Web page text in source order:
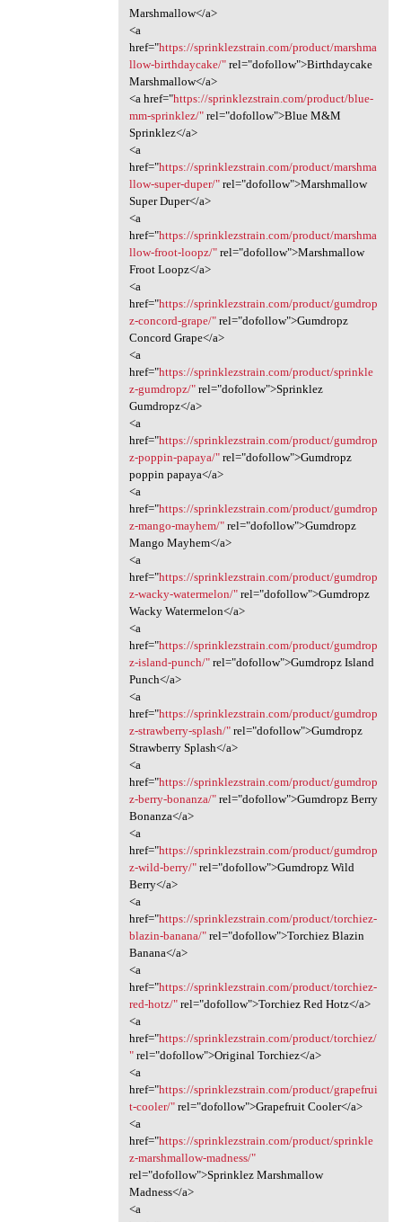
Marshmallow</a>
<a
href="https://sprinklezstrain.com/product/marshma
llow-birthdaycake/"rel="dofollow">Birthdaycake
Marshmallow</a>
<a href="https://sprinklezstrain.com/product/blue-
mm-sprinklez/"rel="dofollow">Blue M&M
Sprinklez</a>
<a
href="https://sprinklezstrain.com/product/marshma
llow-super-duper/"rel="dofollow">Marshmallow
Super Duper</a>
<a
href="https://sprinklezstrain.com/product/marshma
llow-froot-loopz/"rel="dofollow">Marshmallow
Froot Loopz</a>
<a
href="https://sprinklezstrain.com/product/gumdrop
z-concord-grape/"rel="dofollow">Gumdropz
Concord Grape</a>
<a
href="https://sprinklezstrain.com/product/sprinkle
z-gumdropz/"rel="dofollow">Sprinklez
Gumdropz</a>
<a
href="https://sprinklezstrain.com/product/gumdrop
z-poppin-papaya/"rel="dofollow">Gumdropz
poppin papaya</a>
<a
href="https://sprinklezstrain.com/product/gumdrop
z-mango-mayhem/"rel="dofollow">Gumdropz
Mango Mayhem</a>
<a
href="https://sprinklezstrain.com/product/gumdrop
z-wacky-watermelon/"rel="dofollow">Gumdropz
Wacky Watermelon</a>
<a
href="https://sprinklezstrain.com/product/gumdrop
z-island-punch/"rel="dofollow">Gumdropz Island
Punch</a>
<a
href="https://sprinklezstrain.com/product/gumdrop
z-strawberry-splash/"rel="dofollow">Gumdropz
Strawberry Splash</a>
<a
href="https://sprinklezstrain.com/product/gumdrop
z-berry-bonanza/"rel="dofollow">Gumdropz Berry
Bonanza</a>
<a
href="https://sprinklezstrain.com/product/gumdrop
z-wild-berry/"rel="dofollow">Gumdropz Wild
Berry</a>
<a
href="https://sprinklezstrain.com/product/torchiez-
blazin-banana/"rel="dofollow">Torchiez Blazin
Banana</a>
<a
href="https://sprinklezstrain.com/product/torchiez-
red-hotz/"rel="dofollow">Torchiez Red Hotz</a>
<a
href="https://sprinklezstrain.com/product/torchiez/
"rel="dofollow">Original Torchiez</a>
<a
href="https://sprinklezstrain.com/product/grapefrui
t-cooler/"rel="dofollow">Grapefruit Cooler</a>
<a
href="https://sprinklezstrain.com/product/sprinkle
z-marshmallow-madness/"
rel="dofollow">Sprinklez Marshmallow
Madness</a>
<a